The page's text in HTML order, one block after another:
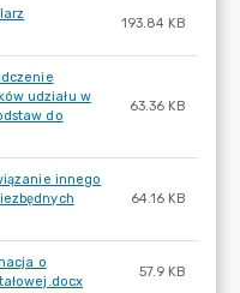
193.84 KB
udziału w
do
63.36 KB
innego
64.16 KB
o
57.9 KB